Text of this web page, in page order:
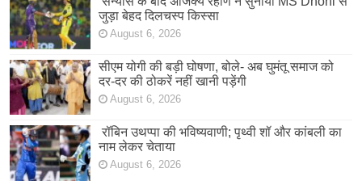
जुड़ा बेहद दिलचस्प किस्सा
August 6, 2026
सीएम योगी की बड़ी घोषणा, बोले- अब घुमंतू समाज को
दर-दर की ठोकरें नहीं खानी पड़ेंगी
August 6, 2026
रॉबिन उथप्पा की भविष्यवाणी; पृथ्वी शॉ और कांबली का
नाम लेकर चेताया
August 6, 2026